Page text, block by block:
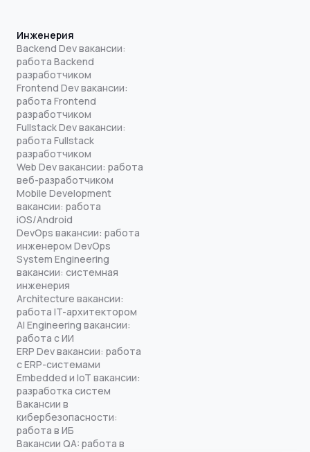
Инженерия
Backend Dev вакансии:
работа Backend
разработчиком
Frontend Dev вакансии:
работа Frontend
разработчиком
Fullstack Dev вакансии:
работа Fullstack
разработчиком
Web Dev вакансии: работа
веб-разработчиком
Mobile Development
вакансии: работа
iOS/Android
DevOps вакансии: работа
инженером DevOps
System Engineering
вакансии: системная
инженерия
Architecture вакансии:
работа IT-архитектором
AI Engineering вакансии:
работа с ИИ
ERP Dev вакансии: работа
с ERP-системами
Embedded и IoT вакансии:
разработка систем
Вакансии в
кибербезопасности:
работа в ИБ
Вакансии QA: работа в